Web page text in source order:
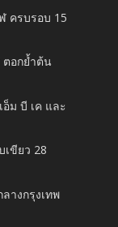
ครบรอบ 15
ตอกย้ำต้น
ม บี เค และ
เขียว 28
างกรุงเทพ